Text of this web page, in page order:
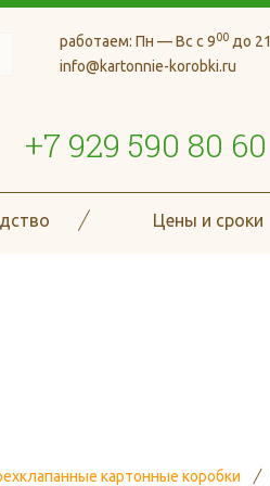
работаем: Пн — Вс с 900до 21
info@kartonnie-korobki.ru
+7 929 590 80 60
Цены и сроки
картонные коробки